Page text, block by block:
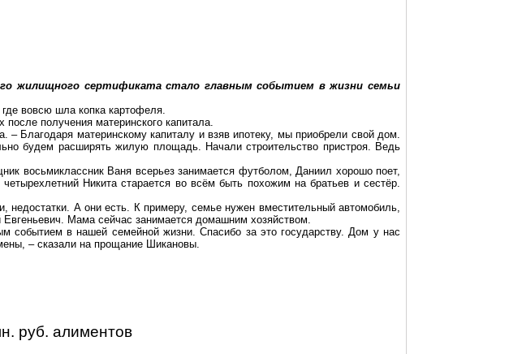
жилищного сертификата стало главным событием в жизни семьи
вовсю шла копка картофеля.
получения материнского капитала.
– Благодаря материнскому капиталу и взяв ипотеку, мы приобрели свой дом.
будем расширять жилую площадь. Начали строительство пристроя. Ведь
восьмиклассник Ваня всерьез занимается футболом, Даниил хорошо поет,
Никита старается во всём быть похожим на братьев и сестёр.
недостатки. А они есть. К примеру, семье нужен вместительный автомобиль,
Мама сейчас занимается домашним хозяйством.
событием в нашей семейной жизни. Спасибо за это государству. Дом у нас
– сказали на прощание Шикановы.
руб. алиментов